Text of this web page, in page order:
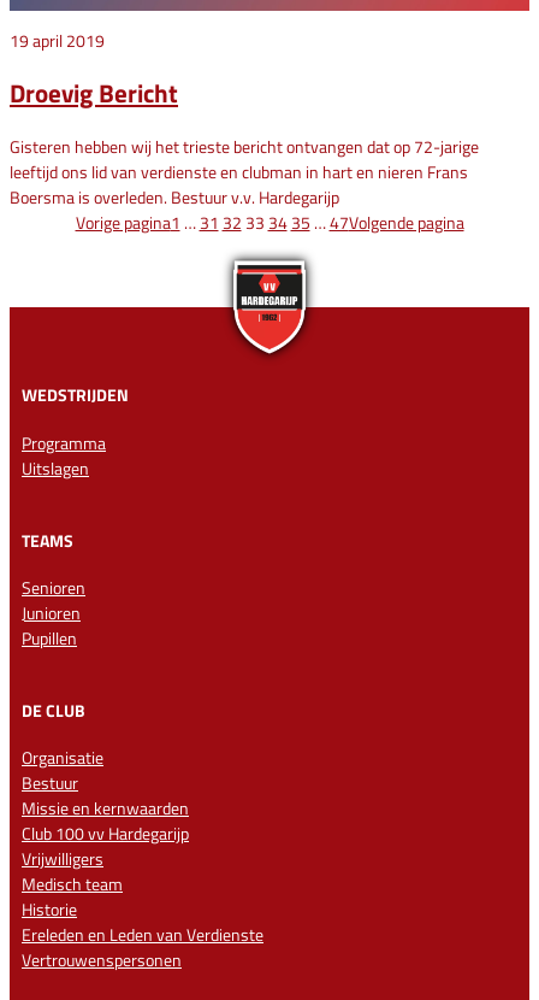
19 april 2019
Droevig Bericht
Gisteren hebben wij het trieste bericht ontvangen dat op 72-jarige
leeftijd ons lid van verdienste en clubman in hart en nieren Frans
Boersma is overleden. Bestuur v.v. Hardegarijp
Vorige pagina1 … 31 32 33 34 35 …47Volgende pagina
WEDSTRIJDEN
Programma
Uitslagen
TEAMS
Senioren
Junioren
Pupillen
DE CLUB
Organisatie
Bestuur
Missie en kernwaarden
Club 100 vv Hardegarijp
Vrijwilligers
Medisch team
Historie
Ereleden en Leden van Verdienste
Vertrouwenspersonen